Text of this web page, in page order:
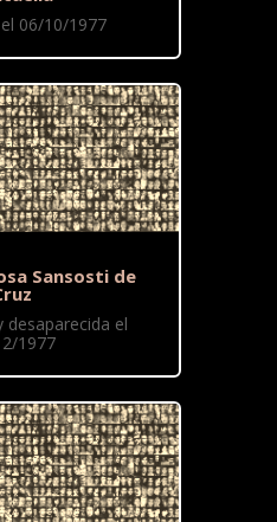
06/10/1977
Sansosti de
desaparecida el
1977